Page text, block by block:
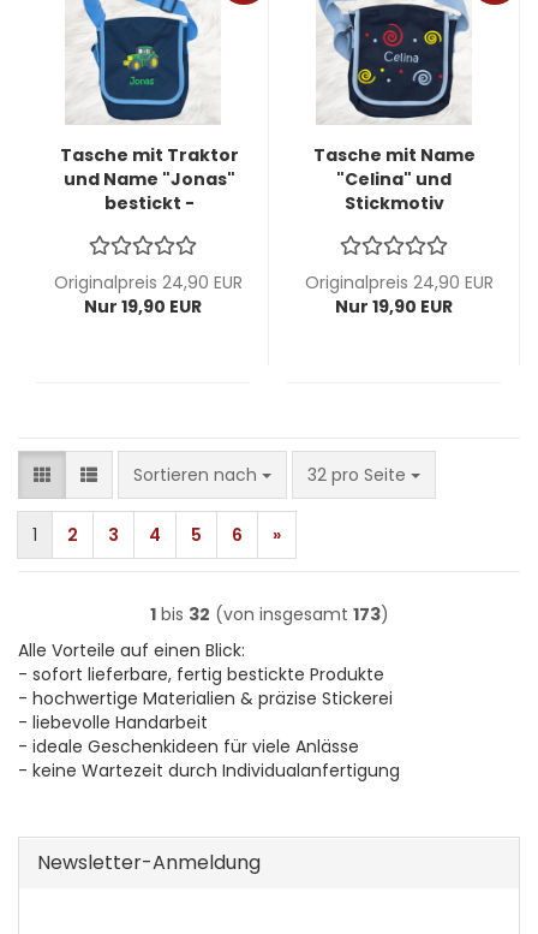
Tasche mit Traktor
und Name "Jonas"
bestickt -
Originalpreis 24,90 EUR
Nur 19,90 EUR
Tasche mit Name
"Celina" und
Stickmotiv
Originalpreis 24,90 EUR
Nur 19,90 EUR
Sortieren nach
Sortieren nach 32 pro Seite
pro Seite
1 2 3 4 5 6 »
1bis 32 (von insgesamt 173)
Alle Vorteile auf einen Blick:
- sofort lieferbare, fertig bestickte Produkte
- hochwertige Materialien & präzise Stickerei
- liebevolle Handarbeit
- ideale Geschenkideen für viele Anlässe
- keine Wartezeit durch Individualanfertigung
Newsletter-Anmeldung